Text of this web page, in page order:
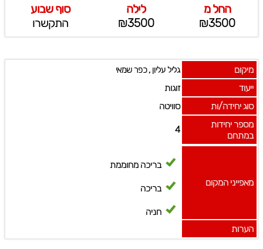
החל מ
₪3500
לילה
₪3500
סוף שבוע
התקשרו
מיקום גליל עליון,כפר שמאי
ייעוד
זוגות
סוג יחידה/ות
סוויטה
מספר יחידות
במתחם
4
מאפייני המקום
בריכה מחוממת
בריכה
חניה
הערות